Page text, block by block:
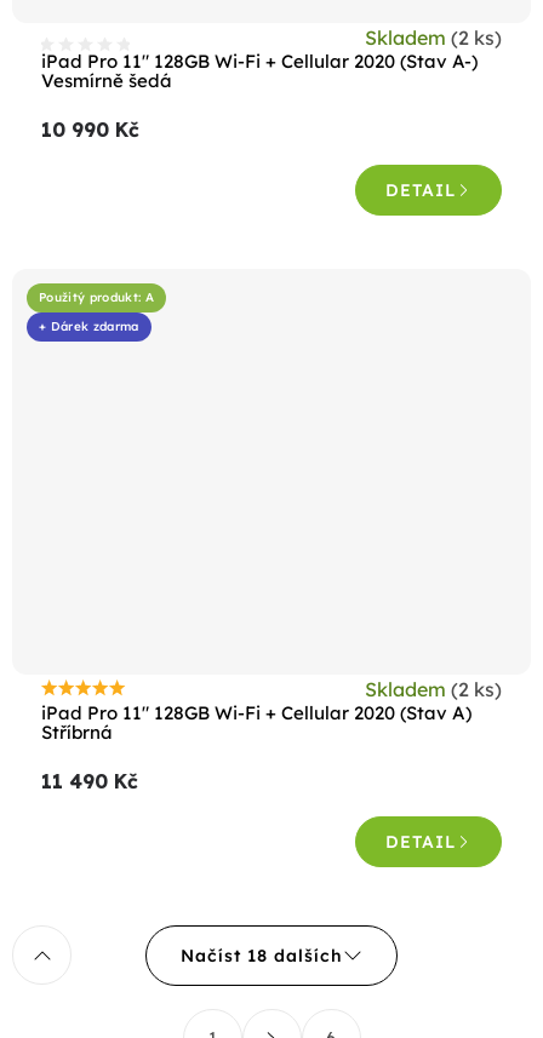
iPad Pro 11" 128GB Wi-Fi + Cellular 2020 (Stav A-)
Vesmírně šedá
Skladem (2 ks)
10 990 Kč
DETAIL
Použitý produkt: A
+ Dárek zdarma
iPad Pro 11" 128GB Wi-Fi + Cellular 2020 (Stav A)
Stříbrná
Průměrné
hodnocení
je
Skladem (2 ks)
11 490 Kč
DETAIL
Načíst 18 dalších